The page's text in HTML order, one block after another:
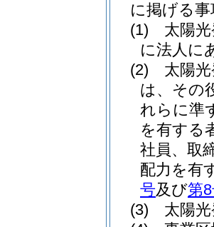
に掲げる
(1)
太陽
に法人に
(2)
太陽
は、その
れらに準
を有する
社員、取
配力を有
号及び第
(3)
太陽